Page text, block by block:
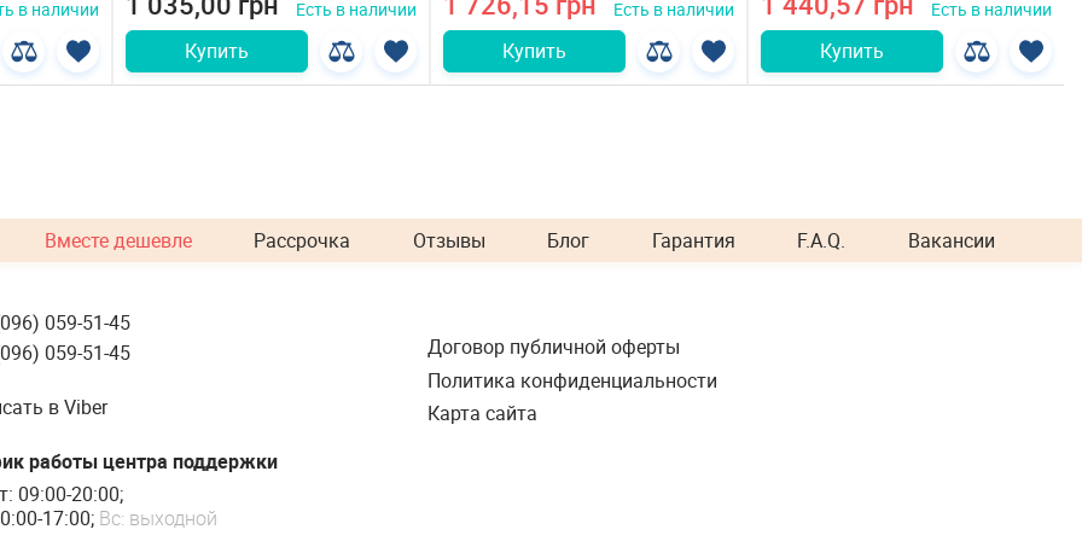
в наличии Есть в наличии
Купить
Есть в наличии
Купить
Есть в наличии
Купить
Вместе дешевле Рассрочка Отзывы Блог Гарантия F.A.Q. Вакансии
059-51-45
059-51-45
в Viber
работы центра поддержки
09:00-20:00;
17:00; Вс: выходной
Договор публичной оферты
Политика конфиденциальности
Карта сайта